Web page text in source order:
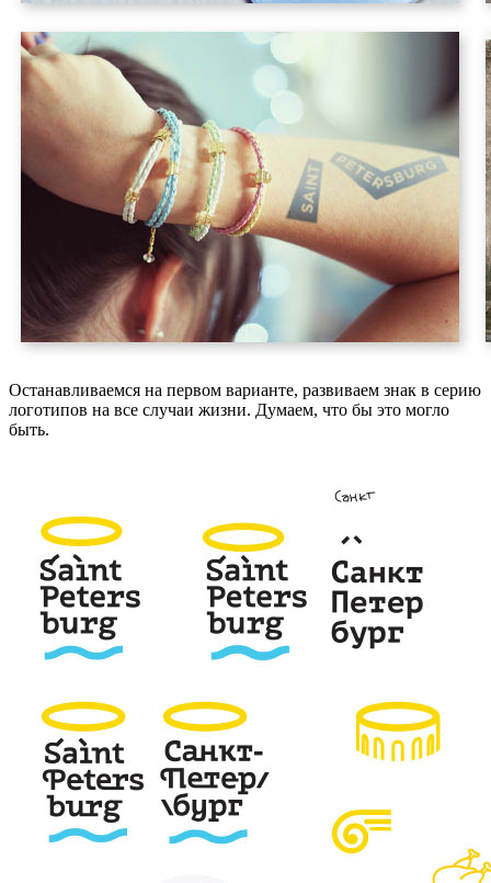
Останавливаемся на первом варианте, развиваем знак в серию
логотипов на все случаи жизни. Думаем, что бы это могло
быть.